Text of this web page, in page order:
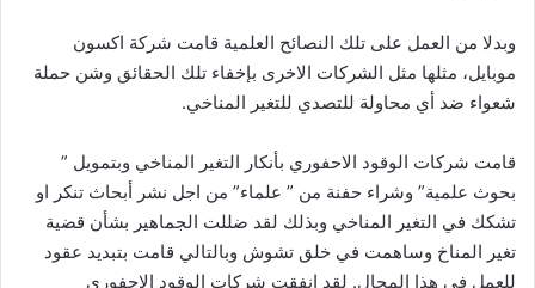
وبدلا من العمل على تلك النصائح العلمية قامت شركة اكسون
موبايل، مثلها مثل الشركات الاخرى بإخفاء تلك الحقائق وشن حملة
شعواء ضد أي محاولة للتصدي للتغير المناخي.
قامت شركات الوقود الاحفوري بأنكار التغير المناخي وبتمويل ”
بحوث علمية” وشراء حفنة من ” علماء” من اجل نشر أبحاث تنكر او
تشكك في التغير المناخي وبذلك لقد ضللت الجماهير بشأن قضية
تغير المناخ وساهمت في خلق تشوش وبالتالي قامت بتبديد عقود
للعمل في هذا المجال. لقد انفقت شركات الوقود الاحفوري